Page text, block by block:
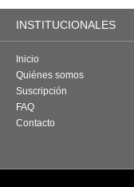
INSTITUCIONALES
Inicio
Quiénes somos
Suscripción
FAQ
Contacto